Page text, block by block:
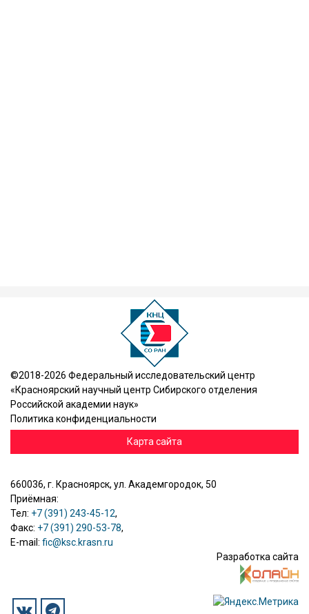
©2018-2026 Федеральный исследовательский центр
«Красноярский научный центр Сибирского отделения
Российской академии наук»
Политика конфиденциальности
Карта сайта
660036, г. Красноярск, ул. Академгородок, 50
Приёмная:
Тел: +7 (391) 243-45-12,
Факс: +7 (391) 290-53-78,
E-mail: fic@ksc.krasn.ru
Разработка сайта